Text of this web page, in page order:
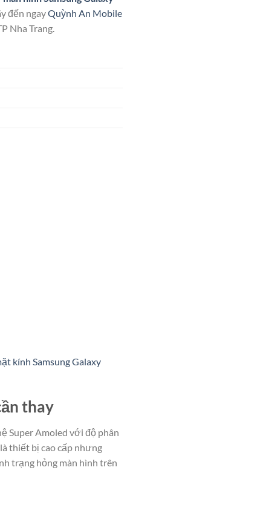
đến ngayQuỳnh An Mobile
Nha Trang.
kính Samsung Galaxy
thay
Super Amoled với độ phân
thiết bị cao cấp nhưng
trạng hỏng màn hình trên